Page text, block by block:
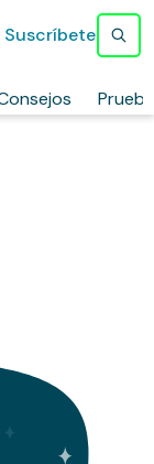
Suscríbete